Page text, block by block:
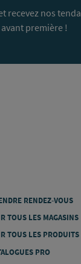
recevez nos
première !
RENDEZ-VOUS
TOUS LES MAGASINS
TOUS LES PRODUITS
PRO